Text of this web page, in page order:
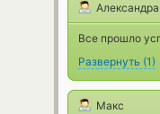
Александра
Все прошло
Развернуть (1)
Макс